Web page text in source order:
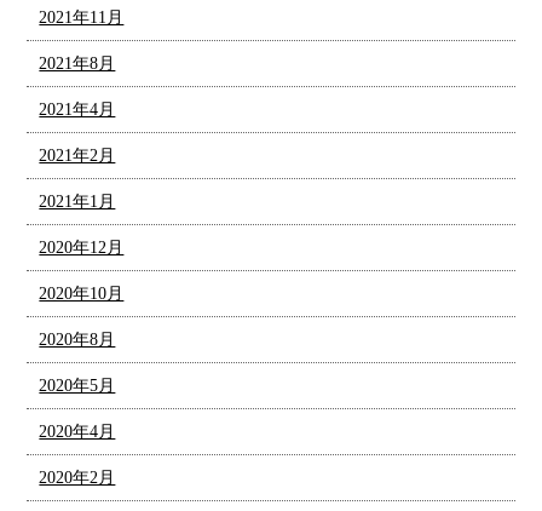
2021年11月
2021年8月
2021年4月
2021年2月
2021年1月
2020年12月
2020年10月
2020年8月
2020年5月
2020年4月
2020年2月